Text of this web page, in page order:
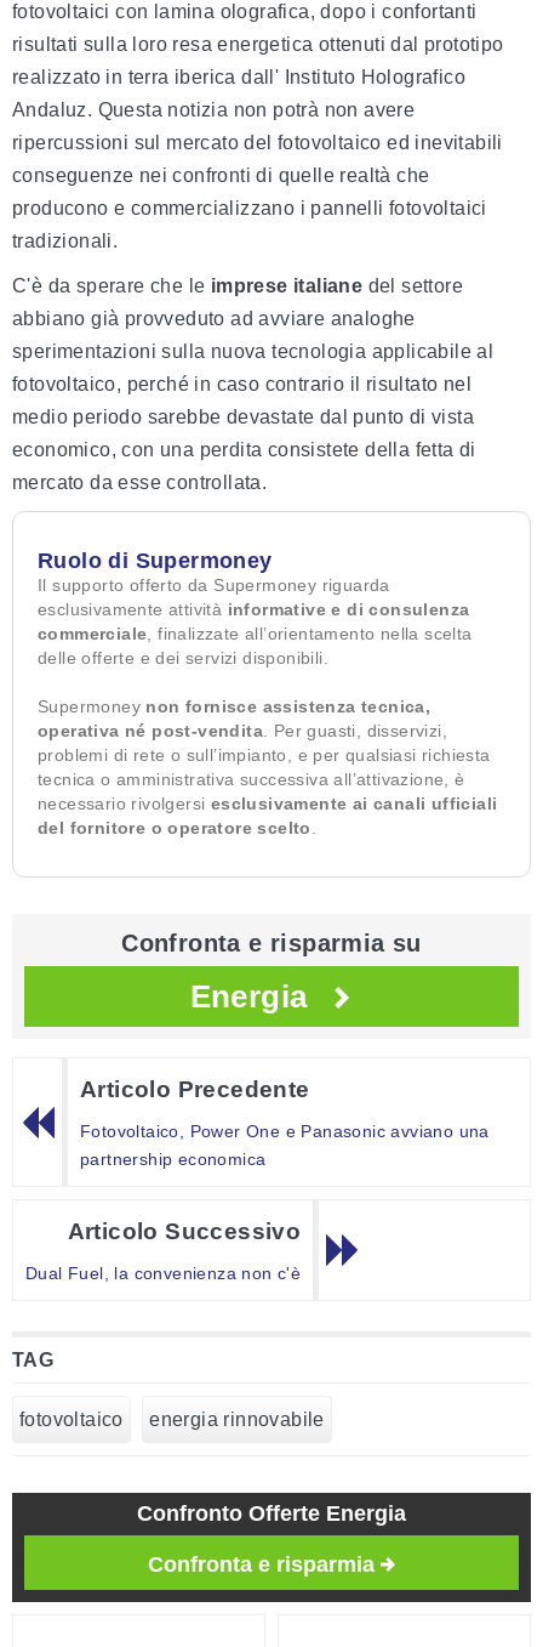
fotovoltaici con lamina olografica, dopo i confortanti
risultati sulla loro resa energetica ottenuti dal prototipo
realizzato in terra iberica dall' Instituto Holografico
Andaluz. Questa notizia non potrà non avere
ripercussioni sul mercato del fotovoltaico ed inevitabili
conseguenze nei confronti di quelle realtà che
producono e commercializzano i pannelli fotovoltaici
tradizionali.
C'è da sperare che le imprese italiane del settore
abbiano già provveduto ad avviare analoghe
sperimentazioni sulla nuova tecnologia applicabile al
fotovoltaico, perché in caso contrario il risultato nel
medio periodo sarebbe devastate dal punto di vista
economico, con una perdita consistete della fetta di
mercato da esse controllata.
Ruolo di Supermoney
Il supporto offerto da Supermoney riguarda
esclusivamente attività informative e di consulenza
commerciale , finalizzate all’orientamento nella scelta
delle offerte e dei servizi disponibili.
Supermoney non fornisce assistenza tecnica,
operativa né post-vendita . Per guasti, disservizi,
problemi di rete o sull’impianto, e per qualsiasi richiesta
tecnica o amministrativa successiva all’attivazione, è
necessario rivolgersi esclusivamente ai canali ufficiali
del fornitore o operatore scelto
Confronta e risparmia su
Energia
Articolo Precedente
Fotovoltaico, Power One e Panasonic avviano una
partnership economica
Articolo Successivo
Dual Fuel, la convenienza non c'è
TAG
fotovoltaico energia rinnovabile
Confronto Offerte Energia
Confronta e risparmia